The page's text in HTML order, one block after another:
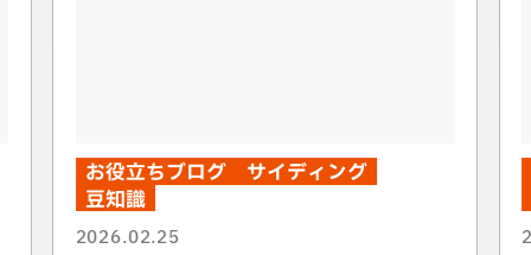
お役立ちブログ
サイディング
豆知識
2026.02.25